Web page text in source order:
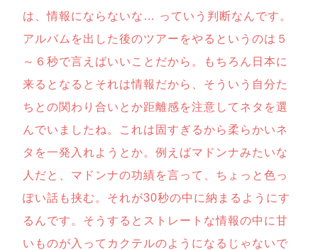
は、情報にならないな… っていう判断なんです。
アルバムを出した後のツアーをやるというのは５
～６秒で言えばいいことだから。もちろん日本に
来るとなるとそれは情報だから、そういう自分た
ちとの関わり合いとか距離感を注意してネタを選
んでいましたね。これは固すぎるから柔らかいネ
タを一発入れようとか。例えばマドンナみたいな
人だと、マドンナの功績を言って、ちょっと色っ
ぽい話も挟む。それが30秒の中に納まるようにす
るんです。そうするとストレートな情報の中に甘
いものが入ってカクテルのようになるじゃないで